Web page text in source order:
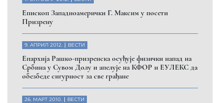
Eпископ Западноамерички Г. Максим у посети
Призрену
9. АПРИЛ 2012. ВЕСТИ
Eпархија Рашко-призренска осуђује физички напад на
Србина у Сувом Долу и апелује на КФОР и ЕУЛЕКС да
обезбеде сигурност за све грађане
26. МАРТ 2010. ВЕСТИ